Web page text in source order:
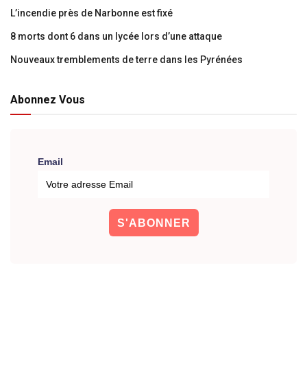
L’incendie près de Narbonne est fixé
8 morts dont 6 dans un lycée lors d’une attaque
Nouveaux tremblements de terre dans les Pyrénées
Abonnez Vous
Email